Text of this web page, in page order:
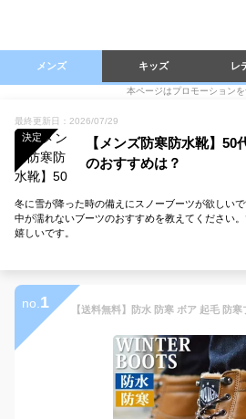
メンズ キッズ レ
本ページはプロモーション
最終更新日：2026/07/29
決定
【メンズ防寒防水靴】
のおすすめは？
冬に雪が降った時の備えにスノーブーツが欲しい
中が濡れないブーツのおすすめを教えてください
嬉しいです。
no. 1